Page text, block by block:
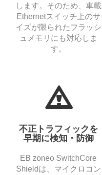
します。そのため、車載
Ethernetスイッチ上のサ
イズが限られたフラッシ
ュメモリにも対応しま
す。
不正トラフィックを
早期に検知・防御
EB zoneo SwitchCore
Shieldは、マイクロコン